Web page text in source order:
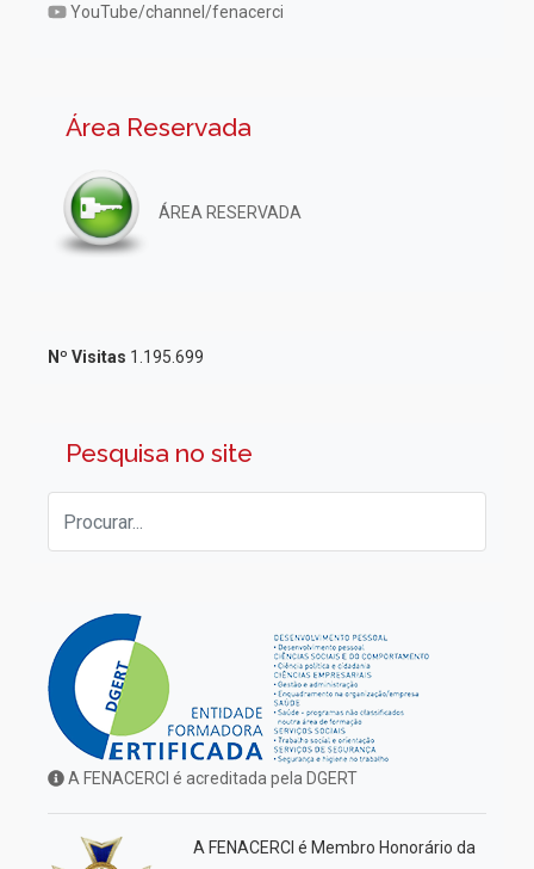
YouTube/channel/fenacerci
Área Reservada
ÁREA RESERVADA
Nº Visitas 1.195.699
Pesquisa no site
A FENACERCI é acreditada pela DGERT
A FENACERCI é Membro Honorário da